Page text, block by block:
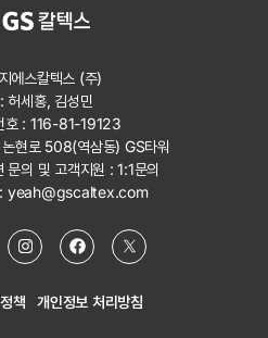
에스칼텍스 (주)
허세홍, 김성민
호 : 116-81-19123
현로 508(역삼동) GS타워
문의 및 고객지원 :1:1문의
yeah@gscaltex.com
책 개인정보 처리방침